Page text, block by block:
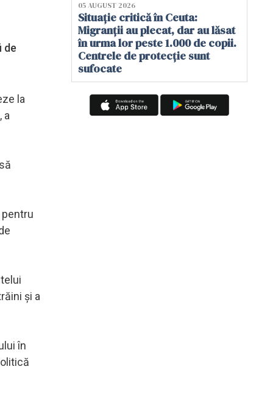
de
la
a
şi a
în
05 AUGUST 2026
Situație critică în Ceuta:
Migranții au plecat, dar au lăsat
în urma lor peste 1.000 de copii.
Centrele de protecție sunt
sufocate